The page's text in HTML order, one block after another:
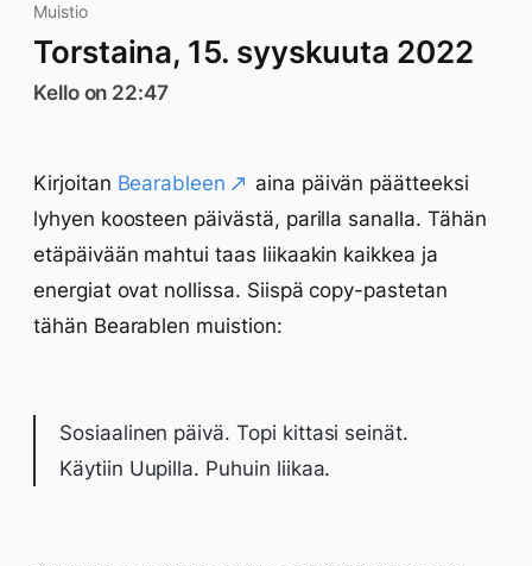
Muistio
Torstaina, 15. syyskuuta 2022
Kello on 22:47
Kirjoitan Bearableen
aina päivän päätteeksi
lyhyen koosteen päivästä, parilla sanalla. Tähän
etäpäivään mahtui taas liikaakin kaikkea ja
energiat ovat nollissa. Siispä copy-pastetan
tähän Bearablen muistion:
Sosiaalinen päivä. Topi kittasi seinät.
Käytiin Uupilla. Puhuin liikaa.